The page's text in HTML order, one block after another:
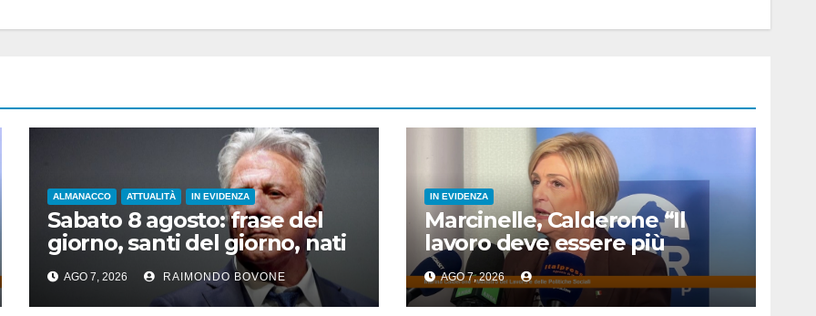
ALMANACCO ATTUALITÀ IN EVIDENZA
Sabato 8 agosto: frase del
giorno, santi del giorno, nati
famosi, accadde oggi
AGO 7, 2026 RAIMONDO BOVONE
IN EVIDENZA
Marcinelle, Calderone “Il
lavoro deve essere più
sicuro”
AGO 7, 2026